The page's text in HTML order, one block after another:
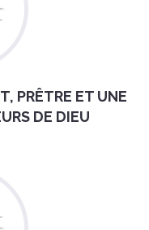
PRÊTRE ET UNE
DE DIEU